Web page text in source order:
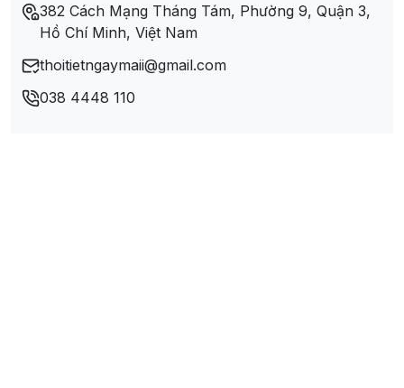
382 Cách Mạng Tháng Tám, Phường 9, Quận 3,
Hồ Chí Minh, Việt Nam
thoitietngaymaii@gmail.com
038 4448 110